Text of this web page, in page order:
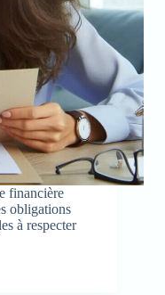
financière
obligations
à respecter